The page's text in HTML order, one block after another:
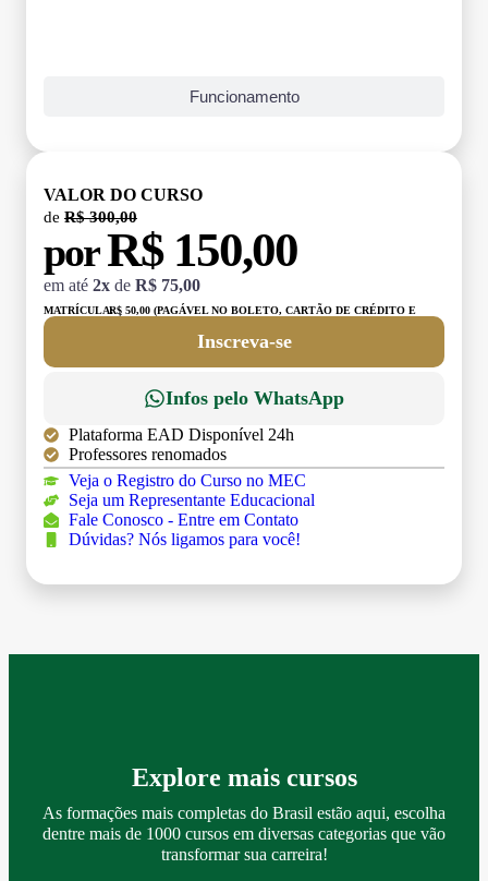
Funcionamento
VALOR DO CURSO
de R$ 300,00
porR$ 150,00
em até 2x de R$ 75,00
MATRÍCULA:R$ 50,00 (PAGÁVEL NO BOLETO, CARTÃO DE CRÉDITO E
Inscreva-se
Infos pelo WhatsApp
Plataforma EAD Disponível 24h
Professores renomados
Veja o Registro do Curso no MEC
Seja um Representante Educacional
Fale Conosco - Entre em Contato
Dúvidas? Nós ligamos para você!
Explore mais cursos
As formações mais completas do Brasil estão aqui, escolha
dentre mais de 1000 cursos em diversas categorias que vão
transformar sua carreira!